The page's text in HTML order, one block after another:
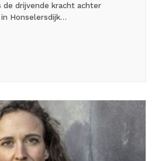
de drijvende kracht achter
Honselersdijk…